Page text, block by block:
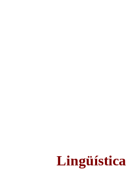
Lingüística